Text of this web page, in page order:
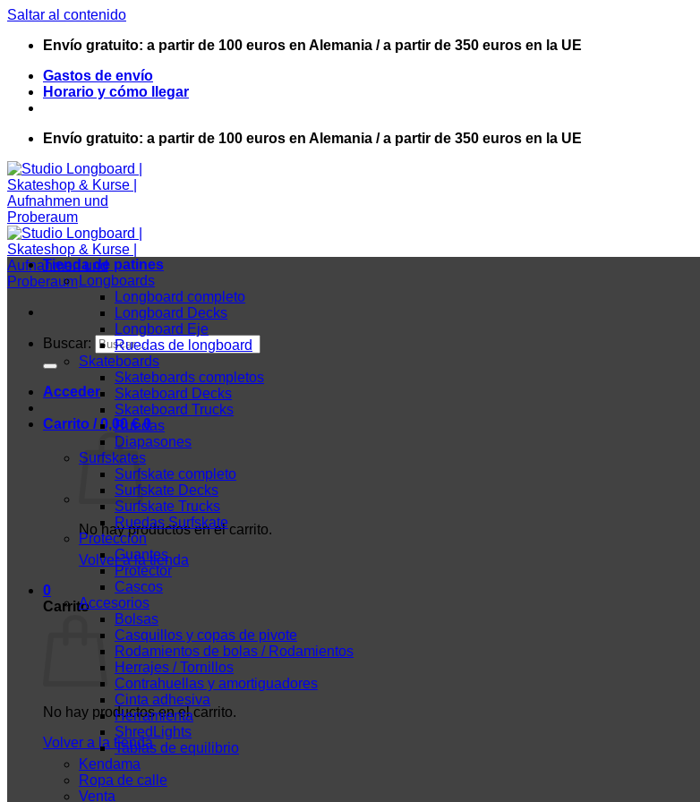
Saltar al contenido
Envío gratuito: a partir de 100 euros en Alemania / a partir de 350 euros en la UE
Gastos de envío
Horario y cómo llegar
Envío gratuito: a partir de 100 euros en Alemania / a partir de 350 euros en la UE
Buscar:
Acceder
Carrito /0,00€ 0
No hay productos en el carrito.
Volver a la tienda
0
Carrito
No hay productos en el carrito.
Volver a la tienda
Tienda de patines
Longboards
Longboard completo
Longboard Decks
Longboard Eje
Ruedas de longboard
Skateboards
Skateboards completos
Skateboard Decks
Skateboard Trucks
Ruedas
Diapasones
Surfskates
Surfskate completo
Surfskate Decks
Surfskate Trucks
Ruedas Surfskate
Protección
Guantes
Protector
Cascos
Accesorios
Bolsas
Casquillos y copas de pivote
Rodamientos de bolas / Rodamientos
Herrajes / Tornillos
Contrahuellas y amortiguadores
Cinta adhesiva
Herramienta
ShredLights
Tablas de equilibrio
Kendama
Ropa de calle
Venta